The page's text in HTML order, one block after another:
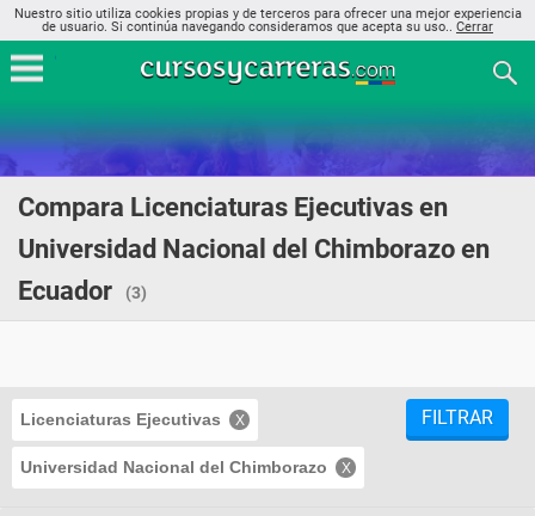
Nuestro sitio utiliza cookies propias y de terceros para ofrecer una mejor experiencia
de usuario. Si continúa navegando consideramos que acepta su uso.. Cerrar
Compara Licenciaturas Ejecutivas en
Universidad Nacional del Chimborazo en
Ecuador
(3)
Licenciaturas Ejecutivas
Universidad Nacional del Chimborazo
FILTRAR